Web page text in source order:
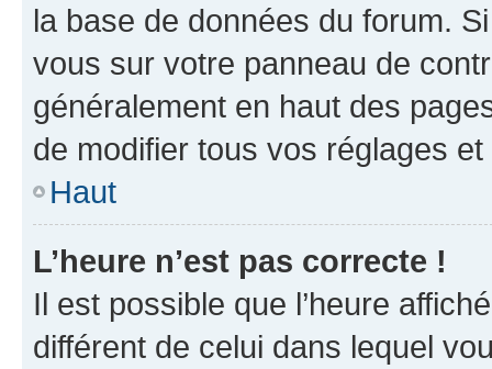
la base de données du forum.
vous sur votre panneau de
généralement en haut des
de modifier tous vos réglages
Haut
L’heure n’est pas correcte !
Il est possible que l’heure
différent de celui dans lequel